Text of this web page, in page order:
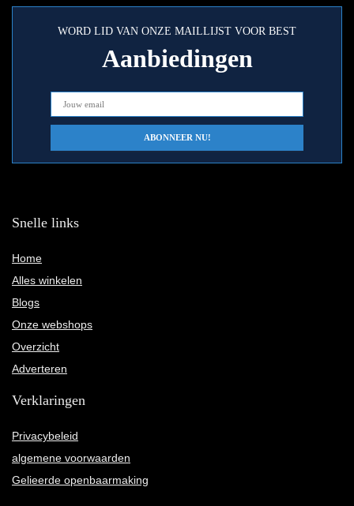
WORD LID VAN ONZE MAILLIJST VOOR BEST
Aanbiedingen
Snelle links
Home
Alles winkelen
Blogs
Onze webshops
Overzicht
Adverteren
Verklaringen
Privacybeleid
algemene voorwaarden
Gelieerde openbaarmaking